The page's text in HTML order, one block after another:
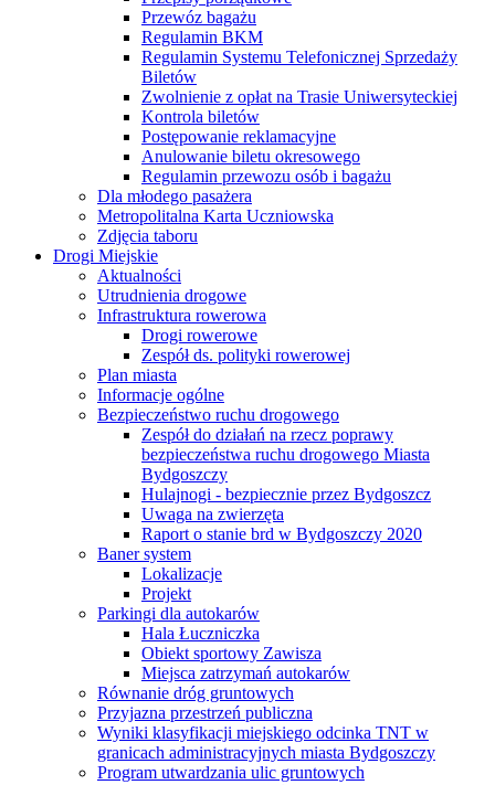
Przewóz bagażu
Regulamin BKM
Regulamin Systemu Telefonicznej Sprzedaży
Biletów
Zwolnienie z opłat na Trasie Uniwersyteckiej
Kontrola biletów
Postępowanie reklamacyjne
Anulowanie biletu okresowego
Regulamin przewozu osób i bagażu
Dla młodego pasażera
Metropolitalna Karta Uczniowska
Zdjęcia taboru
Drogi Miejskie
Aktualności
Utrudnienia drogowe
Infrastruktura rowerowa
Drogi rowerowe
Zespół ds. polityki rowerowej
Plan miasta
Informacje ogólne
Bezpieczeństwo ruchu drogowego
Zespół do działań na rzecz poprawy
bezpieczeństwa ruchu drogowego Miasta
Bydgoszczy
Hulajnogi - bezpiecznie przez Bydgoszcz
Uwaga na zwierzęta
Raport o stanie brd w Bydgoszczy 2020
Baner system
Lokalizacje
Projekt
Parkingi dla autokarów
Hala Łuczniczka
Obiekt sportowy Zawisza
Miejsca zatrzymań autokarów
Równanie dróg gruntowych
Przyjazna przestrzeń publiczna
Wyniki klasyfikacji miejskiego odcinka TNT w
granicach administracyjnych miasta Bydgoszczy
Program utwardzania ulic gruntowych